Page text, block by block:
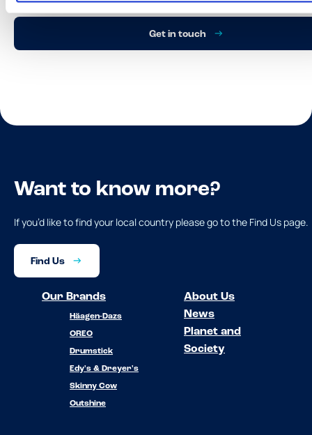
Get in touch
Want to know more?
If you’d like to find your local country please go to the Find Us page.
Find Us
Our Brands
Häagen-Dazs
OREO
Drumstick
Edy's & Dreyer's
Skinny Cow
Outshine
About Us
News
Planet and
Society